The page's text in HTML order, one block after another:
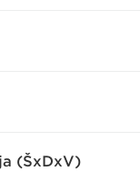
(ŠxDxV)